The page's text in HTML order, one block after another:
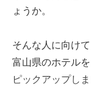
ょうか。
そんな人に向け
富山県のホテル
ピックアップしま